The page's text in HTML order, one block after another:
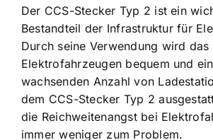
Der CCS-Stecker Typ 2 ist ein
Bestandteil der Infrastruktur für
Durch seine Verwendung wird das
Elektrofahrzeugen bequem und
wachsenden Anzahl von
dem CCS-Stecker Typ 2
die Reichweitenangst bei
immer weniger zum Problem.